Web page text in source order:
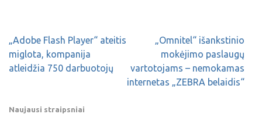
„Adobe Flash Player“ ateitis
miglota, kompanija
atleidžia 750 darbuotojų
„Omnitel“ išankstinio
mokėjimo paslaugų
vartotojams – nemokamas
internetas „ZEBRA belaidis“
Naujausi straipsniai